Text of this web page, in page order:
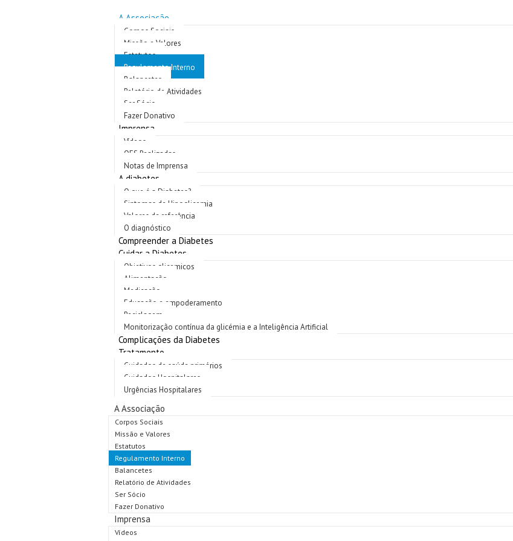
A Associação
Corpos Sociais
Missão e Valores
Estatutos
Regulamento Interno
Balancetes
Relatório de Atividades
Ser Sócio
Fazer Donativo
Imprensa
Vídeos
OES Realizadas
Notas de Imprensa
A diabetes
O que é a Diabetes?
Sintomas de Hipoglicemia
Valores de referência
O diagnóstico
Compreender a Diabetes
Cuidar a Diabetes
Objetivos glicemicos
Alimentação
Medicação
Educação e empoderamento
Reciclagem
Monitorização contínua da glicémia e a Inteligência Artificial
Complicações da Diabetes
Tratamento
Cuidados de saúde primários
Cuidados Hospitalares
Urgências Hospitalares
A Associação
Corpos Sociais
Missão e Valores
Estatutos
Regulamento Interno
Balancetes
Relatório de Atividades
Ser Sócio
Fazer Donativo
Imprensa
Vídeos